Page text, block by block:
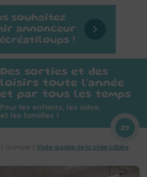
Des sorties et des
loisirs toute l'année
et par tous les temps
Pour les enfants, les ados,
et les familles !
29
/ Quimper / Visite guidée de la criée côtière